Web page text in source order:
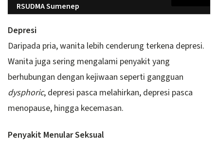
RSUDMA Sumenep
Depresi
Daripada pria, wanita lebih cenderung terkena depresi.
Wanita juga sering mengalami penyakit yang
berhubungan dengan kejiwaan seperti gangguan
dysphoric, depresi pasca melahirkan, depresi pasca
menopause, hingga kecemasan.
Penyakit Menular Seksual